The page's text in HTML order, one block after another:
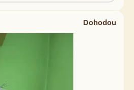
Dohodou